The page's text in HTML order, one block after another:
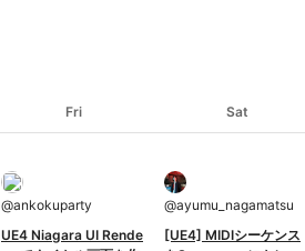
Fri Sat
@ankokuparty
UE4 Niagara UI Rende
@ayumu_nagamatsu
[UE4] MIDIシーケンス